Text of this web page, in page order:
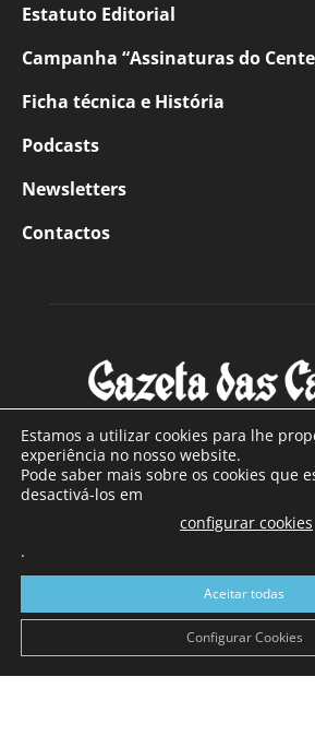
Estatuto Editorial
Campanha “Assinaturas do
Ficha técnica e História
Podcasts
Newsletters
Contactos
SOBRE NÓS
Com sede nas Caldas da Rainha e
a sul de distrito de Leiria, com mais
toda a região Oeste. Jornal com
Continental e assinatura
Estamos a utilizar cookies para lhe
experiência no nosso website.
Pode saber mais sobre os cookies que
desactivá-los em
configurar cookies
.
Aceitar todas
Configurar Cookies